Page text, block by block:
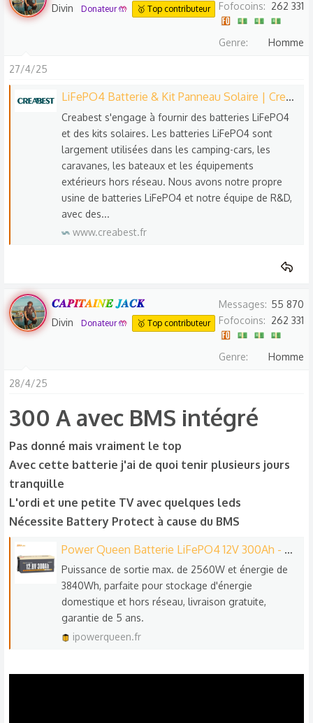
Divin Donateur 🤲 🥇 Top contributeur Fofocoins 262 331
Genre Homme
27/4/25
LiFePO4 Batterie & Kit Panneau Solaire | Creabest Énergie
Creabest s'engage à fournir des batteries LiFePO4
et des kits solaires. Les batteries LiFePO4 sont
largement utilisées dans les camping-cars, les
caravanes, les bateaux et les équipements
extérieurs hors réseau. Nous avons notre propre
usine de batteries LiFePO4 et notre équipe de R&D,
avec des...
www.creabest.fr
𝑪𝑨𝑷𝑰𝑻𝑨𝑰𝑵𝑬 𝑱𝑨𝑪𝑲
Divin Donateur 🤲 🥇 Top contributeur
Messages
55 870
Fofocoins
262 331
Genre Homme
28/4/25
300 A avec BMS intégré
Pas donné mais vraiment le top
Avec cette batterie j'ai de quoi tenir plusieurs jours
tranquille
L'ordi et une petite TV avec quelques leds
Nécessite Battery Protect à cause du BMS
Power Queen Batterie LiFePO4 12V 300Ah - BMS 200A Intégré
Puissance de sortie max. de 2560W et énergie de
3840Wh, parfaite pour stockage d'énergie
domestique et hors réseau, livraison gratuite,
garantie de 5 ans.
ipowerqueen.fr